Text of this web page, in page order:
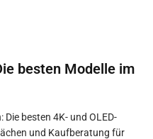
besten Modelle im
besten 4K- und OLED-
und Kaufberatung für